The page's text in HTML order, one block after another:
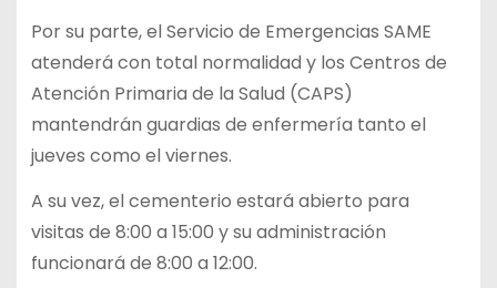
Por su parte, el Servicio de Emergencias SAME
atenderá con total normalidad y los Centros de
Atención Primaria de la Salud (CAPS)
mantendrán guardias de enfermería tanto el
jueves como el viernes.
A su vez, el cementerio estará abierto para
visitas de 8:00 a 15:00 y su administración
funcionará de 8:00 a 12:00.